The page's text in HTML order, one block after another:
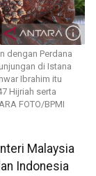
dengan Perdana
di Istana
Ibrahim itu
Hijriah serta
FOTO/BPMI
Malaysia
Indonesia